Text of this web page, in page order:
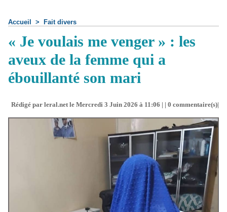
Accueil > Fait divers
« Je voulais me venger » : les
aveux de la femme qui a
ébouillanté son mari
Rédigé par leral.net le Mercredi 3 Juin 2026 à 11:06 | | 0 commentaire(s)|